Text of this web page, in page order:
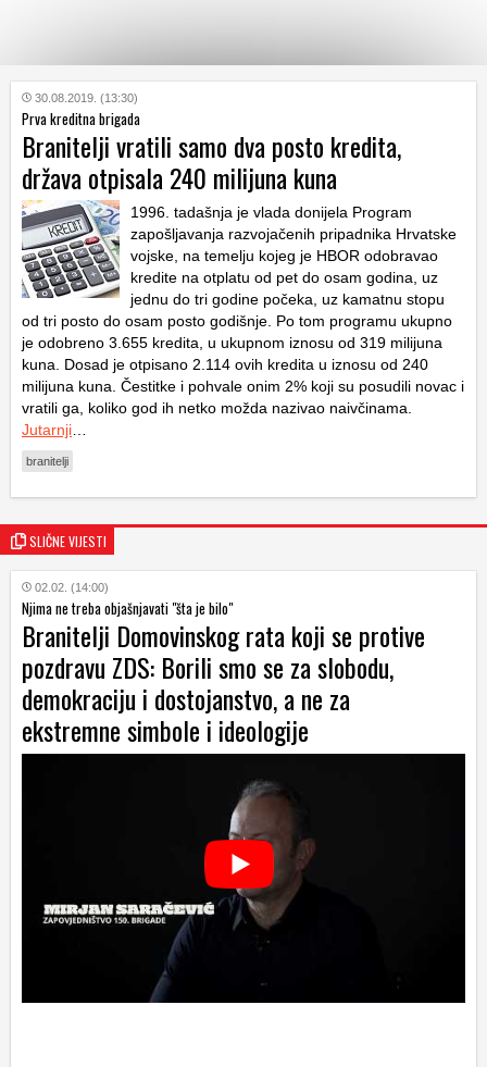
KATEGORIJE
HRVATSKI
WEB
30.08.2019. (13:30)
Prva kreditna brigada
Branitelji vratili samo dva posto kredita,
država otpisala 240 milijuna kuna
1996. tadašnja je vlada donijela Program
zapošljavanja razvojačenih pripadnika Hrvatske
vojske, na temelju kojeg je HBOR odobravao
kredite na otplatu od pet do osam godina, uz
jednu do tri godine počeka, uz kamatnu stopu
od tri posto do osam posto godišnje. Po tom programu ukupno
je odobreno 3.655 kredita, u ukupnom iznosu od 319 milijuna
kuna. Dosad je otpisano 2.114 ovih kredita u iznosu od 240
milijuna kuna. Čestitke i pohvale onim 2% koji su posudili novac i
vratili ga, koliko god ih netko možda nazivao naivčinama.
Jutarnji
branitelji
SLIČNE VIJESTI
02.02. (14:00)
Njima ne treba objašnjavati "šta je bilo"
Branitelji Domovinskog rata koji se protive
pozdravu ZDS: Borili smo se za slobodu,
demokraciju i dostojanstvo, a ne za
ekstremne simbole i ideologije